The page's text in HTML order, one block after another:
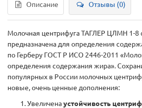
Описание Отзывы (0)
Молочная центрифуга ТАГЛЕР ЦЛМН 1-8
предназначена для определения
по Герберу ГОСТ Р ИСО 2446-2011
определения содержания жира».
популярных в России молочных
новые, очень ценные дополнения:
Увеличенаустойчивость